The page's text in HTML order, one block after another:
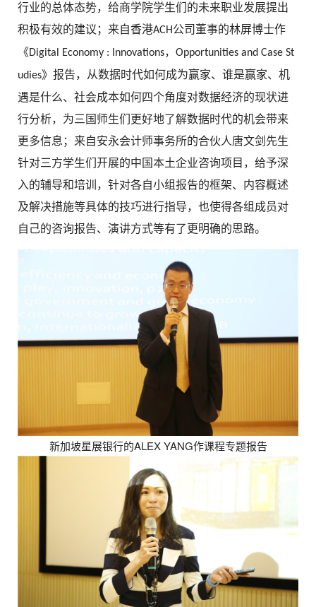
行业的总体态势，给商学院学生们的未来职业发展提出
积极有效的建议；来自香港ACH公司董事的林屏博士作
《Digital Economy : Innovations， Opportunities and Case St
udies》报告，从数据时代如何成为赢家、谁是赢家、机
遇是什么、社会成本如何四个角度对数据经济的现状进
行分析，为三国师生们更好地了解数据时代的机会带来
更多信息；来自安永会计师事务所的合伙人唐文剑先生
针对三方学生们开展的中国本土企业咨询项目，给予深
入的辅导和培训，针对各自小组报告的框架、内容概述
及解决措施等具体的技巧进行指导，也使得各组成员对
自己的咨询报告、演讲方式等有了更明确的思路。
新加坡星展银行的ALEX YANG作课程专题报告